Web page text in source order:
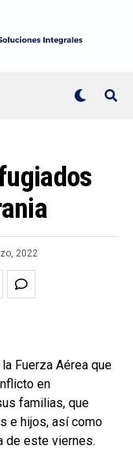
2022
Fuerza Aérea que
en
familias, que
e hijos, así como
de este viernes.